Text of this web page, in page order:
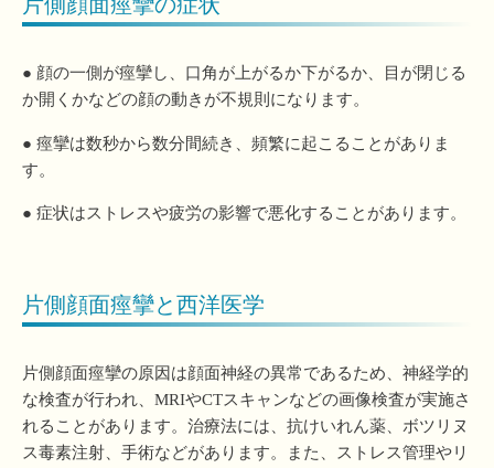
● 顔の一側が痙攣し、口角が上がるか下がるか、目が閉じる
か開くかなどの顔の動きが不規則になります。
● 痙攣は数秒から数分間続き、頻繁に起こることがありま
す。
● 症状はストレスや疲労の影響で悪化することがあります。
片側顔面痙攣と西洋医学
片側顔面痙攣の原因は顔面神経の異常であるため、神経学的
な検査が行われ、MRIやCTスキャンなどの画像検査が実施さ
れることがあります。治療法には、抗けいれん薬、ボツリヌ
ス毒素注射、手術などがあります。また、ストレス管理やリ